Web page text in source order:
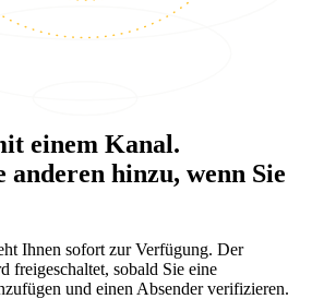
einem Kanal.
anderen hinzu, wenn Sie
Ihnen sofort zur Verfügung. Der
freigeschaltet, sobald Sie eine
und einen Absender verifizieren.